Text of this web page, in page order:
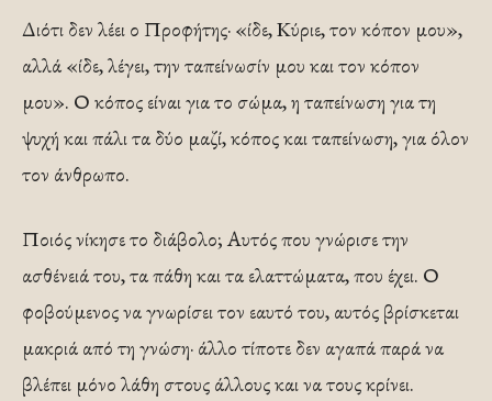
Διότι δεν λέει ο Προφήτης· «ίδε, Κύριε, τον κόπον μου»,
αλλά «ίδε, λέγει, την ταπείνωσίν μου και τον κόπον
μου». Ο κόπος είναι για το σώμα, η ταπείνωση για τη
ψυχή και πάλι τα δύο μαζί, κόπος και ταπείνωση, για όλον
τον άνθρωπο.
Ποιός νίκησε το διάβολο; Αυτός που γνώρισε την
ασθένειά του, τα πάθη και τα ελαττώματα, που έχει. Ο
φοβούμενος να γνωρίσει τον εαυτό του, αυτός βρίσκεται
μακριά από τη γνώση· άλλο τίποτε δεν αγαπά παρά να
βλέπει μόνο λάθη στους άλλους και να τους κρίνει.